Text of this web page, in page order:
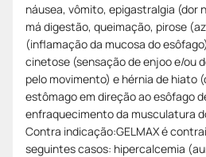
náusea, vômito, epigastralgia (dor
má digestão, queimação, pirose
(inflamação da mucosa do
cinetose (sensação de enjoo e/ou
pelo movimento) e hérnia de hiato
estômago em direção ao esôfago
enfraquecimento da musculatura
Contra indicação:GELMAX é
seguintes casos: hipercalcemia